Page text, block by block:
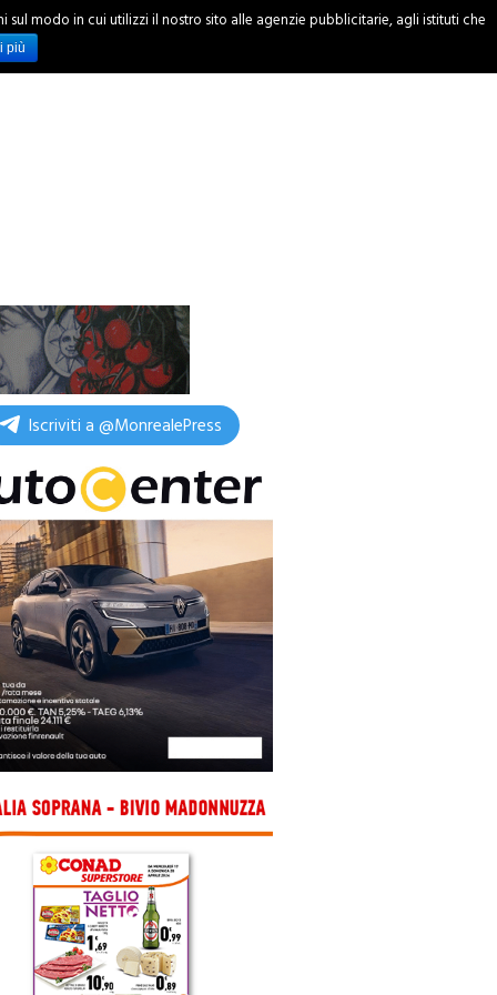
INCHIESTE
Iscriviti a @MonrealePress
modo in cui utilizzi il nostro sito alle agenzie pubblicitarie, agli istituti che
più